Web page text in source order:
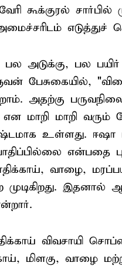
கூக்குரல்
அடுக்கு, பல
பேசுகையில்,
அதற்கு
மாறி மாறி
உள்ளது.
என்பதை
வாழை,
இதனால்
விவசாயி
மிளகு, வாழை